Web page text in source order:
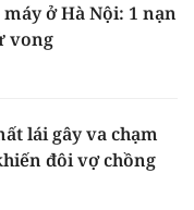
ở Hà Nội: 1 nạn
vong
lái gây va chạm
đôi vợ chồng